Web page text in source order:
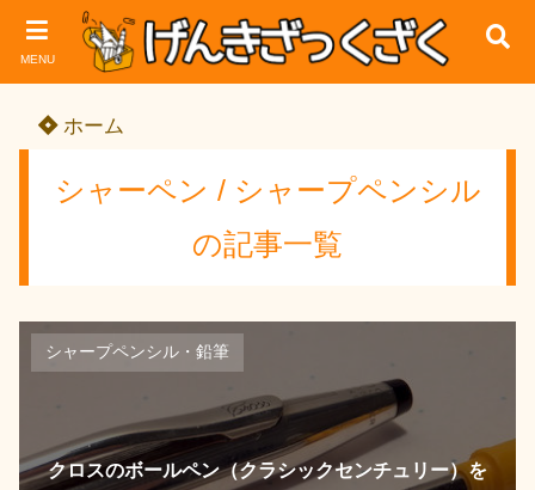
MENU
ホーム
シャーペン / シャープペンシル
の記事一覧
シャープペンシル・鉛筆
クロスのボールペン（クラシックセンチュリー）を